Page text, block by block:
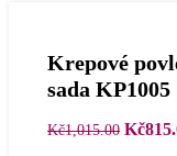
Krepové
sada KP1005
Kč1,015.00 Kč